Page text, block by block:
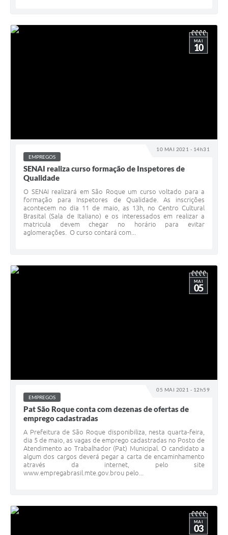
10 MAI 2021 - 14h31
MAI
10
EMPREGOS
SENAI realiza curso formação de Inspetores de
Qualidade
O SENAI realizará em São Roque um curso voltado para a
formação para Inspetores de Qualidade. As inscrições
acontecem no dia 11 de maio, as 13h, no Centro Cultural
Brasital (Sala de Italiano) e os interessados em realizar a
matricula devem chegar no horário para evitar
aglomerações. O curso contará com...
05 MAI 2021 - 12h59
MAI
05
EMPREGOS
Pat São Roque conta com dezenas de ofertas de
emprego cadastradas
A Prefeitura de São Roque disponibiliza, nesta quarta-feira,
dia 5 de maio, as vagas de emprego cadastradas no Posto de
Atendimento ao Trabalhador (Pat) Municipal. O candidato a
algum dos cargos deverá pegar a carta de encaminhamento
através da internet, pelo site
www.empregabrasil.mte.gov.brou pelo...
MAI
03